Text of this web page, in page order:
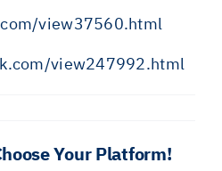
view37560.html
view247992.html
Your Platform!